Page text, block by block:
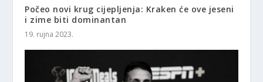
Počeo novi krug cijepljenja: Kraken će ove jeseni
i zime biti dominantan
19. rujna 2023.